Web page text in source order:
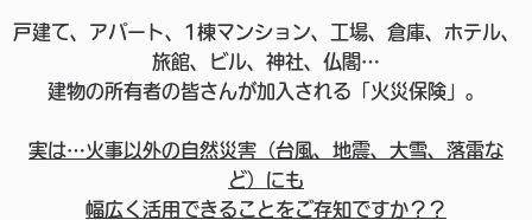
戸建て、アパート、1棟マンション、工場、倉庫、ホテル、
旅館、ビル、神社、仏閣…
建物の所有者の皆さんが加入される「火災保険」。
実は…火事以外の自然災害（台風、地震、大雪、落雷な
ど）にも
幅広く活用できることをご存知ですか？？